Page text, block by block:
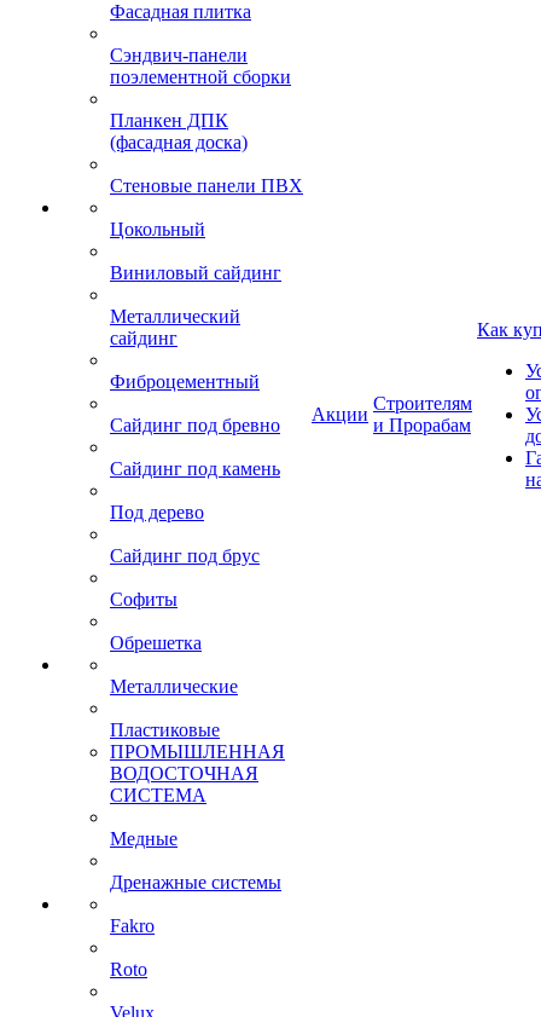
Фасадная плитка
Сэндвич-панели
поэлементной сборки
Планкен ДПК
(фасадная доска)
Стеновые панели ПВХ
Цокольный
Виниловый сайдинг
Металлический
сайдинг
Фиброцементный
Сайдинг под бревно
Сайдинг под камень
Под дерево
Сайдинг под брус
Софиты
Обрешетка
Металлические
Пластиковые
ПРОМЫШЛЕННАЯ
ВОДОСТОЧНАЯ
СИСТЕМА
Медные
Дренажные системы
Fakro
Roto
Velux
Акции
Строителям
и Прорабам
Как